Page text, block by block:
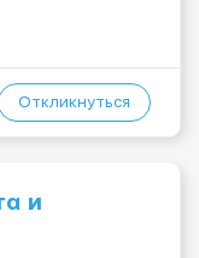
Откликнуться
и